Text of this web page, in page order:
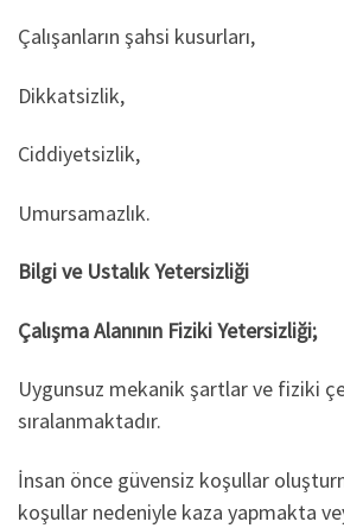
Çalışanların şahsi kusurları,
Dikkatsizlik,
Ciddiyetsizlik,
Umursamazlık.
Bilgi ve Ustalık Yetersizliği
Çalışma Alanının Fiziki Yetersizliği;
Uygunsuz mekanik şartlar ve fiziki
sıralanmaktadır.
İnsan önce güvensiz koşullar
koşullar nedeniyle kaza yapmakta